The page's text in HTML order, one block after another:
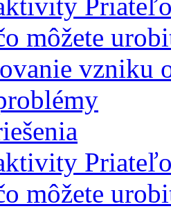
môžete
vzniku
môžete